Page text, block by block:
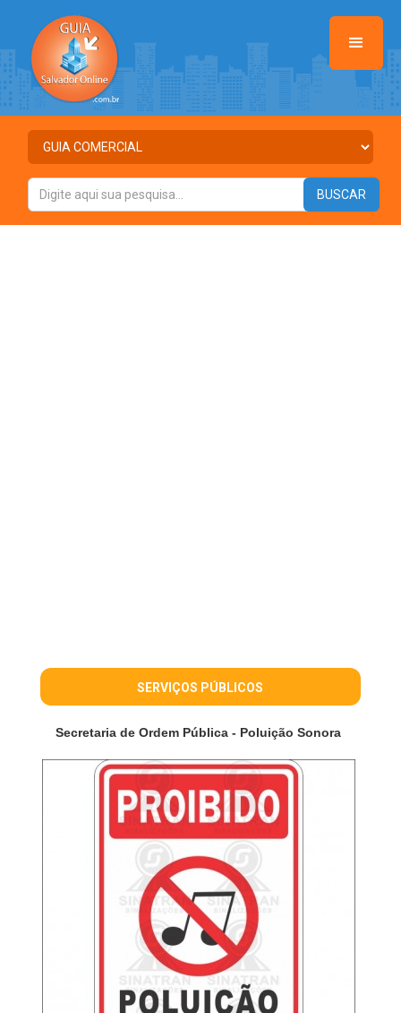
SERVIÇOS PÚBLICOS
Secretaria de Ordem Pública - Poluição Sonora